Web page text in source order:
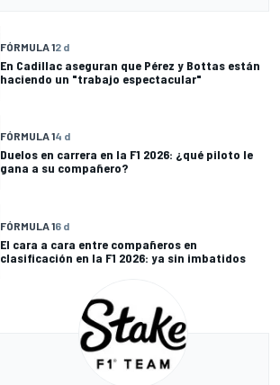
FÓRMULA 12 d
En Cadillac aseguran que Pérez y Bottas están
haciendo un "trabajo espectacular"
FÓRMULA 14 d
Duelos en carrera en la F1 2026: ¿qué piloto le
gana a su compañero?
FÓRMULA 16 d
El cara a cara entre compañeros en
clasificación en la F1 2026: ya sin imbatidos